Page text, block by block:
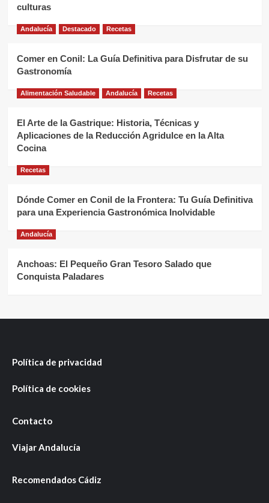
culturas
Andalucía Destacado Recetas
Comer en Conil: La Guía Definitiva para Disfrutar de su
Gastronomía
Alimentación Saludable Andalucía Recetas
El Arte de la Gastrique: Historia, Técnicas y
Aplicaciones de la Reducción Agridulce en la Alta
Cocina
Recetas
Dónde Comer en Conil de la Frontera: Tu Guía Definitiva
para una Experiencia Gastronómica Inolvidable
Andalucía
Anchoas: El Pequeño Gran Tesoro Salado que
Conquista Paladares
Política de privacidad
Política de cookies
Contacto
Viajar Andalucía
Recomendados Cádiz